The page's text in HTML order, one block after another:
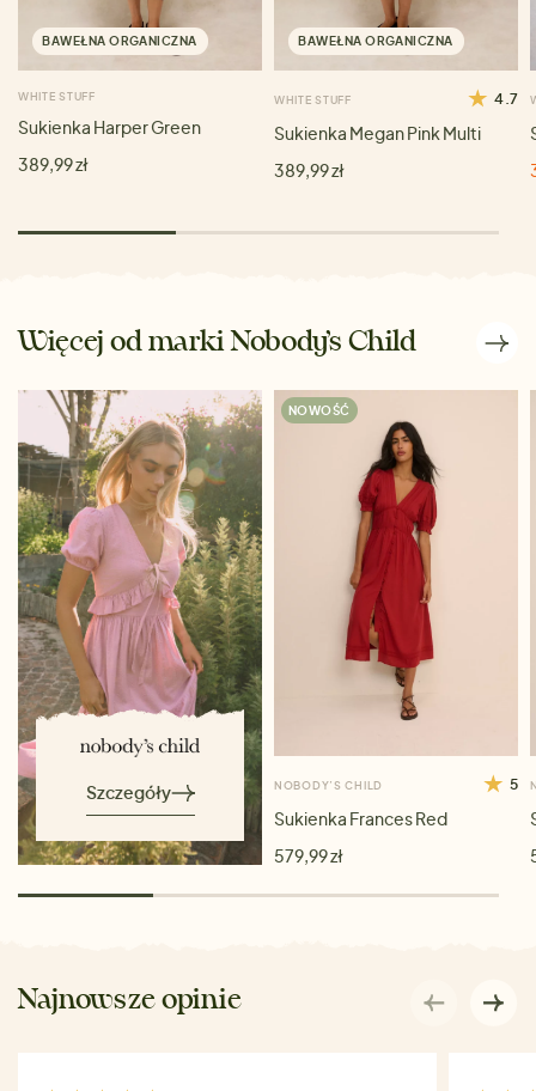
BAWEŁNA ORGANICZNA
WHITE STUFF
Sukienka Harper Green
389,99 zł
BAWEŁNA ORGANICZNA
WHITE STUFF 4.7
Sukienka Megan Pink Multi
389,99 zł
Więcej od marki Nobody’s Child
Szczegóły
NOWOŚĆ
NOBODY’S CHILD 5
Sukienka Frances Red
579,99 zł
Najnowsze opinie